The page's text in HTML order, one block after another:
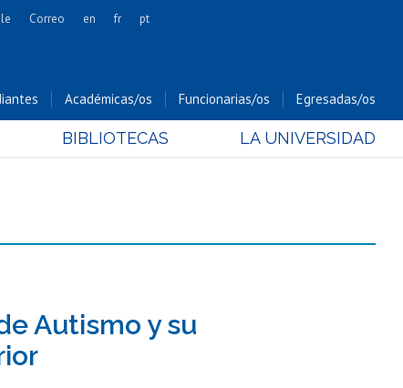
Cs. Forestales y Conservación
Cs. Sociales
Bachillerato
Hospital Clínico
Correo en fr pt
Académicas/os Funcionarias/os Egresadas/os
BIBLIOTECAS LA UNIVERSIDAD
Autismo y su